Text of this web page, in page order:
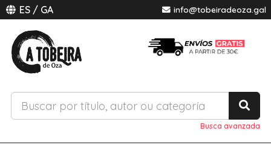
ES / GA info@tobeiradeoza.gal
Busca avanzada